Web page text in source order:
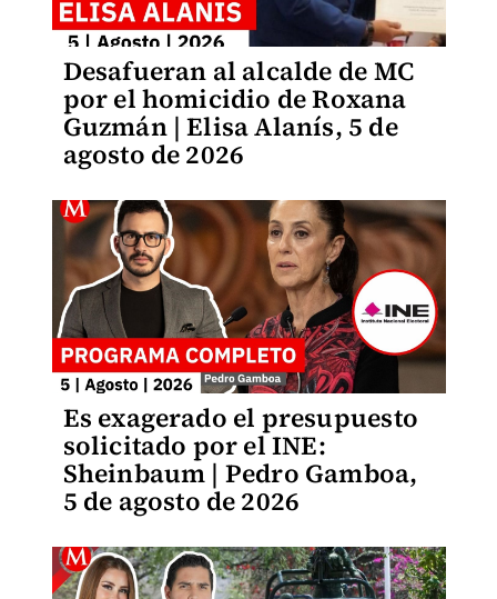
Desafueran al alcalde de MC
por el homicidio de Roxana
Guzmán | Elisa Alanís, 5 de
agosto de 2026
Es exagerado el presupuesto
solicitado por el INE:
Sheinbaum | Pedro Gamboa,
5 de agosto de 2026